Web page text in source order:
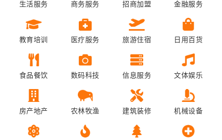
生活服务 商务服务 招商加盟 金融服务
教育培训 医疗服务 旅游住宿 日用百货
食品餐饮 数码科技 信息服务 文体娱乐
房产地产 农林牧渔 建筑装修 机械设备